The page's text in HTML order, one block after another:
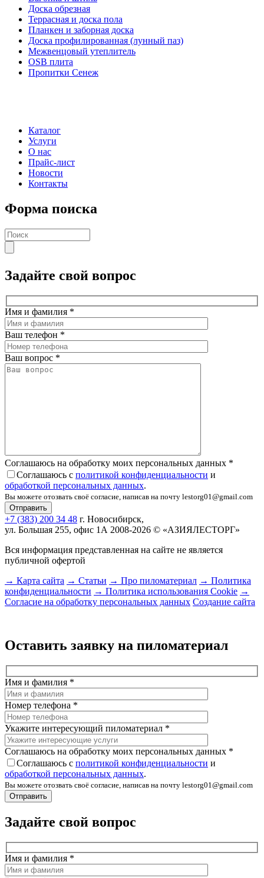
Доска обрезная
Террасная и доска пола
Планкен и заборная доска
Доска профилированная (лунный паз)
Межвенцовый утеплитель
OSB плита
Пропитки Сенеж
Каталог
Услуги
О нас
Прайс-лист
Новости
Контакты
Форма поиска
Задайте свой вопрос
Имя и фамилия *
Ваш телефон *
Ваш вопрос *
Соглашаюсь на обработку моих персональных данных *
Соглашаюсь с политикой конфиденциальности и
обработкой персональных данных.
Вы можете отозвать своё согласие, написав на почту lestorg01@gmail.com
+7 (383) 200 34 48 г. Новосибирск,
ул. Большая 255, офис 1А 2008-2026 © «АЗИЯЛЕСТОРГ»
Вся информация представленная на сайте не является
публичной офертой
→ Карта сайта → Статьи → Про пиломатериал → Политика
конфиденциальности → Политика использования Cookie →
Согласие на обработку персональных данных Создание сайта
Оставить заявку на пиломатериал
Имя и фамилия *
Номер телефона *
Укажите интересующий пиломатериал *
Соглашаюсь на обработку моих персональных данных *
Соглашаюсь с политикой конфиденциальности и
обработкой персональных данных.
Вы можете отозвать своё согласие, написав на почту lestorg01@gmail.com
Задайте свой вопрос
Имя и фамилия *